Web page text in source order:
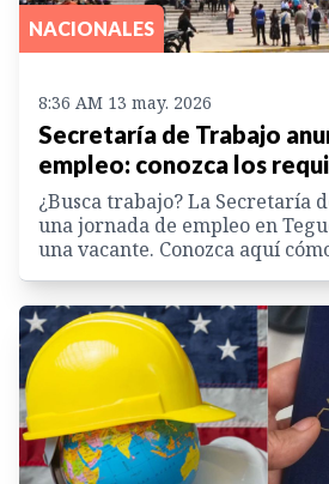
NACIONALES
8:36 AM 13 may. 2026
Secretaría de Trabajo
empleo: conozca los
¿Busca trabajo? La Secretaría
una jornada de empleo en
una vacante. Conozca aquí